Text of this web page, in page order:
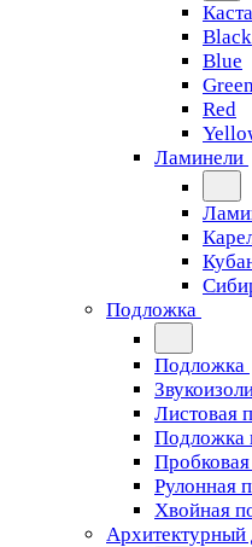
Black
Blue
Red
Ламинели
Подложка
Подложка
Листовая
Подложка
Рулонная
Хвойная
Архитектурный